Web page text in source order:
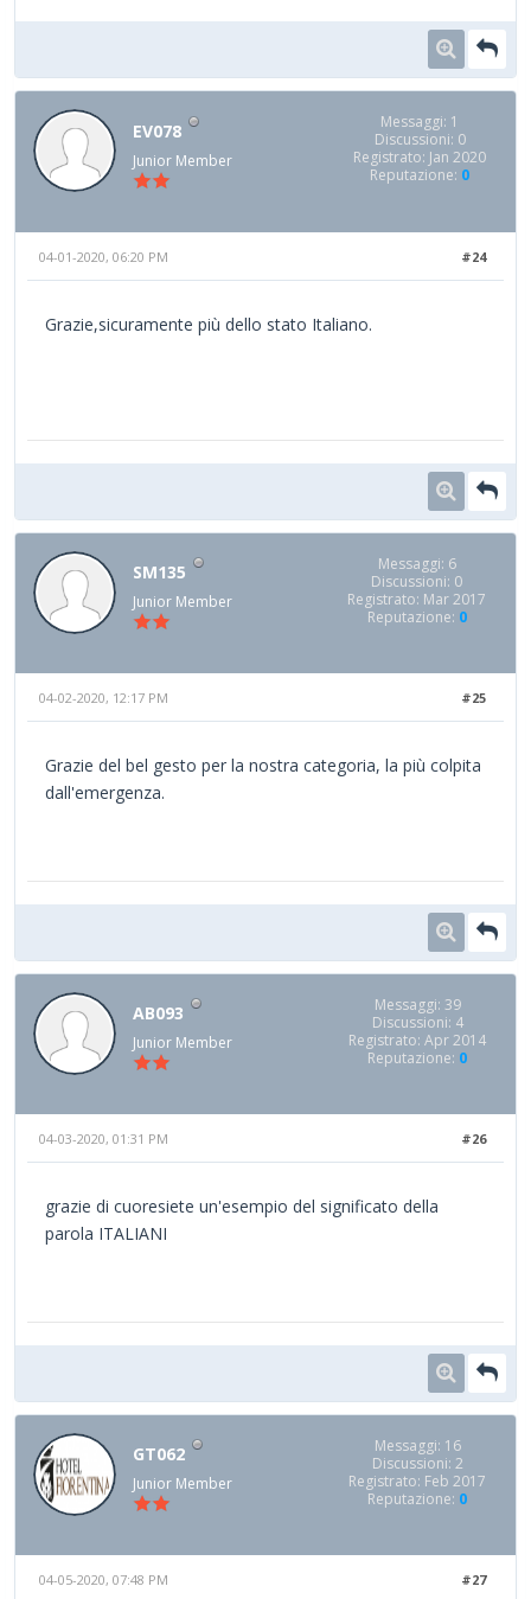
EV078
Junior Member
Messaggi: 1
Discussioni: 0
Registrato: Jan 2020
Reputazione: 0
#24
04-01-2020, 06:20 PM
Grazie,sicuramente più dello stato Italiano.
SM135
Junior Member
Messaggi: 6
Discussioni: 0
Registrato: Mar 2017
Reputazione: 0
#25
04-02-2020, 12:17 PM
Grazie del bel gesto per la nostra categoria, la più colpita
dall'emergenza.
AB093
Junior Member
Messaggi: 39
Discussioni: 4
Registrato: Apr 2014
Reputazione: 0
#26
04-03-2020, 01:31 PM
grazie di cuoresiete un'esempio del significato della
parola ITALIANI
GT062
Junior Member
Messaggi: 16
Discussioni: 2
Registrato: Feb 2017
Reputazione: 0
#27
04-05-2020, 07:48 PM